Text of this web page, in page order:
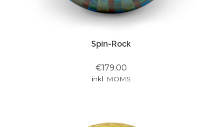
Spin-Rock
€179.00
inkl. MOMS